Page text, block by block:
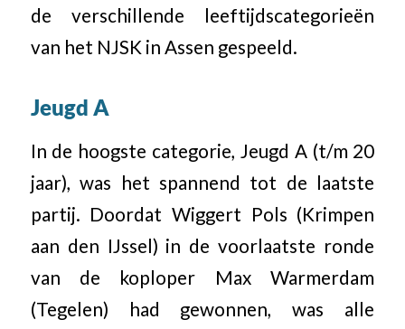
de verschillende leeftijdscategorieën
van het NJSK in Assen gespeeld.
Jeugd A
In de hoogste categorie, Jeugd A (t/m 20
jaar), was het spannend tot de laatste
partij. Doordat Wiggert Pols (Krimpen
aan den IJssel) in de voorlaatste ronde
van de koploper Max Warmerdam
(Tegelen) had gewonnen, was alle